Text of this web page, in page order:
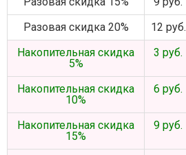
Разовая скидка 20%
12 руб.
Накопительная скидка
5%
3 руб.
Накопительная скидка
10%
6 руб.
Накопительная скидка
15%
9 руб.